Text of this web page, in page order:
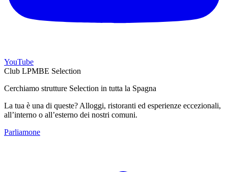
YouTube
Club LPMBE Selection
Cerchiamo strutture Selection in tutta la Spagna
La tua è una di queste? Alloggi, ristoranti ed esperienze eccezionali,
all’interno o all’esterno dei nostri comuni.
Parliamone